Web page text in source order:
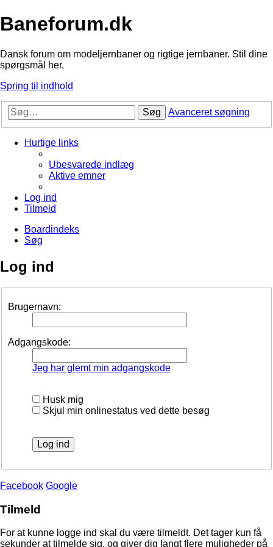
Baneforum.dk
Dansk forum om modeljernbaner og rigtige jernbaner. Stil dine
spørgsmål her.
Spring til indhold
Søg Avanceret søgning
Hurtige links
Ubesvarede indlæg
Aktive emner
Log ind
Tilmeld
Boardindeks
Søg
Log ind
Brugernavn:
Adgangskode:
Jeg har glemt min adgangskode
Husk mig
Skjul min onlinestatus ved dette besøg
Facebook Google
Tilmeld
For at kunne logge ind skal du være tilmeldt. Det tager kun få
sekunder at tilmelde sig, og giver dig langt flere muligheder på